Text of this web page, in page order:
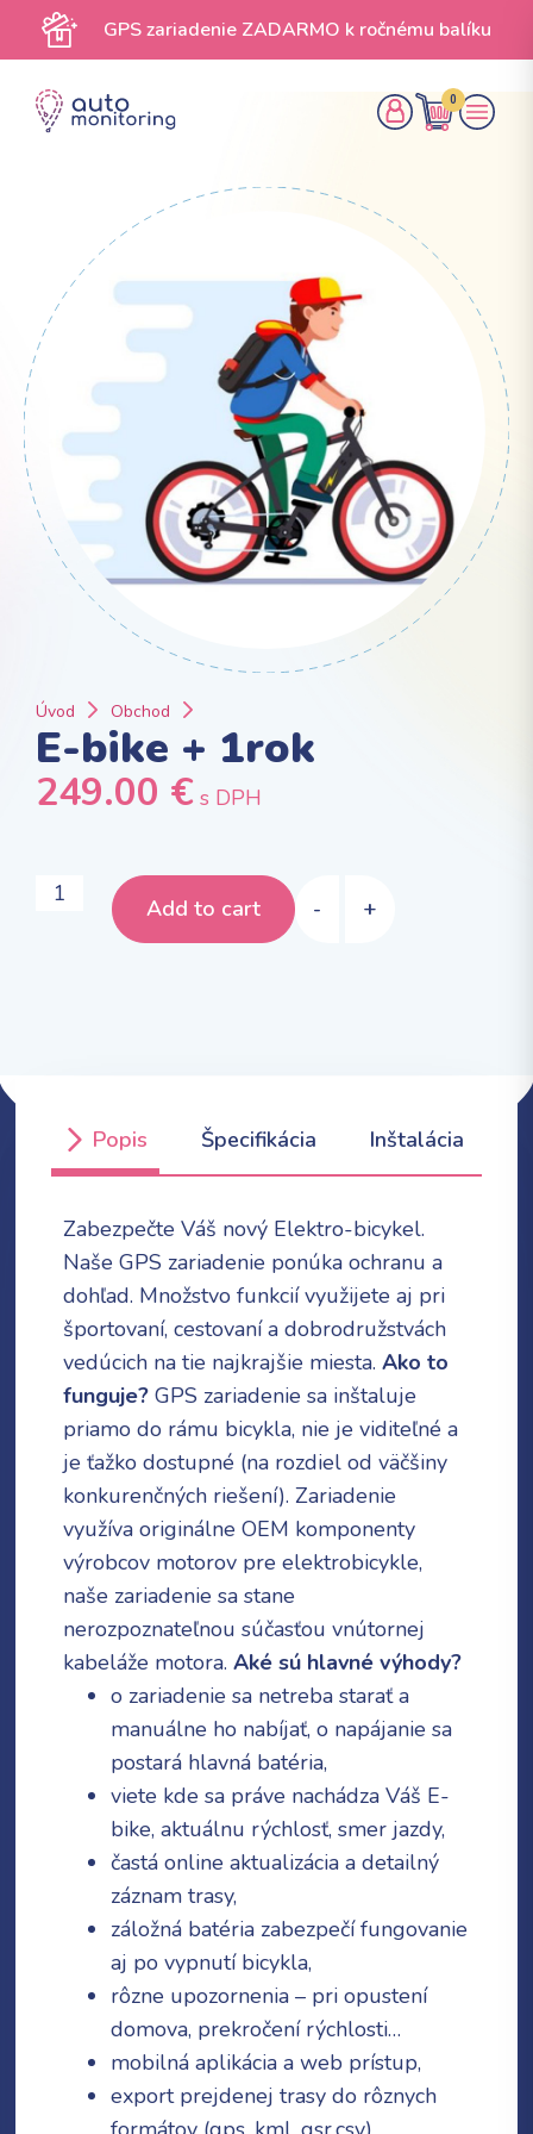
GPS zariadenie ZADARMO k ročnému balíku
0
Úvod Obchod
E-bike + 1rok
249.00 € s DPH
- +
Add to cart
Popis Špecifikácia Inštalácia
Zabezpečte Váš nový Elektro-bicykel.
Naše GPS zariadenie ponúka ochranu a
dohľad. Množstvo funkcií využijete aj pri
športovaní, cestovaní a dobrodružstvách
vedúcich na tie najkrajšie miesta.Ako to
funguje? GPS zariadenie sa inštaluje
priamo do rámu bicykla, nie je viditeľné a
je ťažko dostupné (na rozdiel od väčšiny
konkurenčných riešení). Zariadenie
využíva originálne OEM komponenty
výrobcov motorov pre elektrobicykle,
naše zariadenie sa stane
nerozpoznateľnou súčasťou vnútornej
kabeláže motora.Aké sú hlavné výhody?
o zariadenie sa netreba starať a
manuálne ho nabíjať, o napájanie sa
postará hlavná batéria,
viete kde sa práve nachádza Váš E-
bike, aktuálnu rýchlosť, smer jazdy,
častá online aktualizácia a detailný
záznam trasy,
záložná batéria zabezpečí fungovanie
aj po vypnutí bicykla,
rôzne upozornenia – pri opustení
domova, prekročení rýchlosti…
mobilná aplikácia a web prístup,
export prejdenej trasy do rôznych